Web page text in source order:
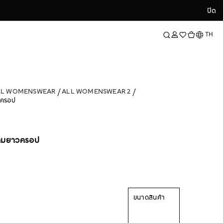
ปิด
ปิด
ภาษาTH
WOMENSWEAR
ALL WOMENSWEAR 2
รอป
ยาวครอป
ขนาดสินค้า